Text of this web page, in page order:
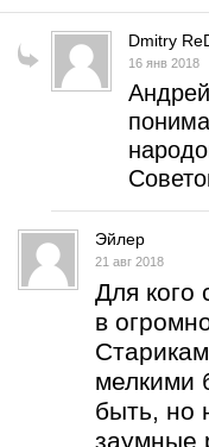
Dmitry
16 янв 2018
Эйлер
21 авг 2018
Для кого
в
мелкими
быть, но
заумные